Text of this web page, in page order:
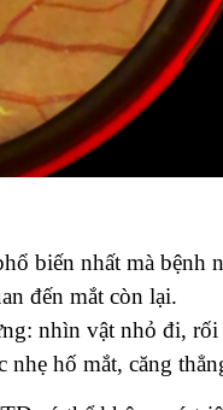
biến nhất mà bệnh
đến mắt còn lại.
nhìn vật nhỏ đi,
hố mắt, căng